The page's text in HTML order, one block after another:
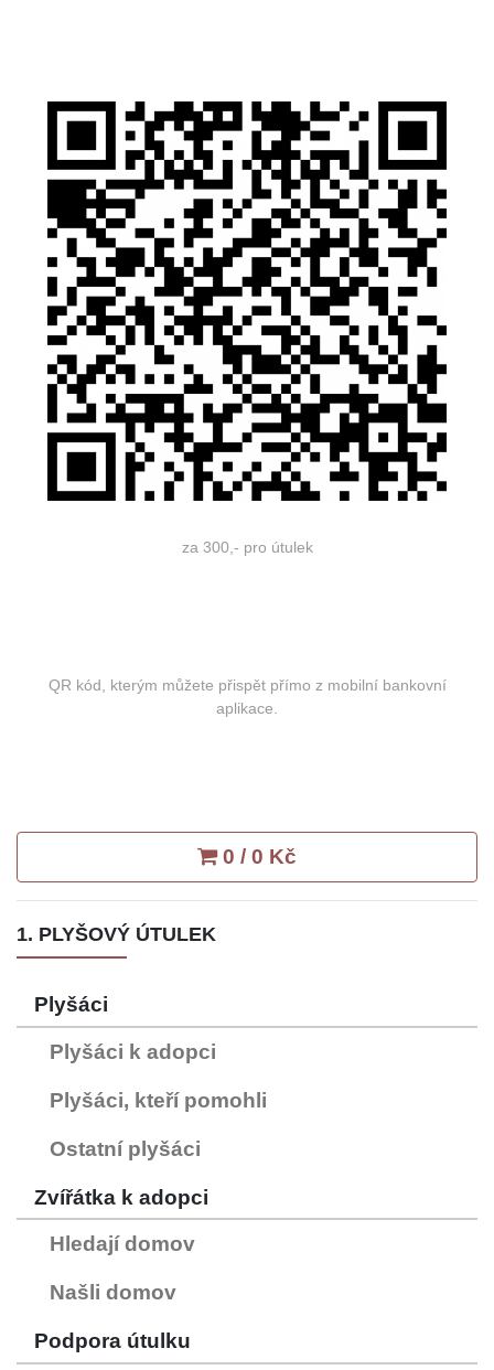
za 300,- pro útulek
QR kód, kterým můžete přispět přímo z mobilní bankovní
aplikace.
0 / 0 Kč
1. PLYŠOVÝ ÚTULEK
Plyšáci
Plyšáci k adopci
Plyšáci, kteří pomohli
Ostatní plyšáci
Zvířátka k adopci
Hledají domov
Našli domov
Podpora útulku